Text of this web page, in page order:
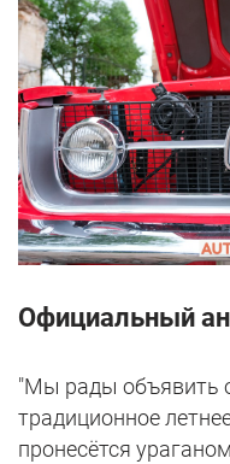
Официальный
"Мы рады объявить
традиционное
пронесётся